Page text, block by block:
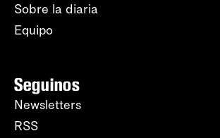
Sobre la diaria
Equipo
Seguinos
Newsletters
RSS